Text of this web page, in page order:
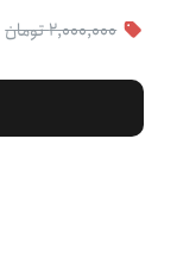
۲,۰۰۰,۰۰۰ تومان